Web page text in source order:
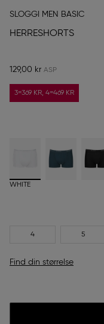
SLOGGI MEN BASIC
HERRESHORTS
129,00 kr
3=369 KR, 4=469 KR
WHITE
4 5
Find din størrelse